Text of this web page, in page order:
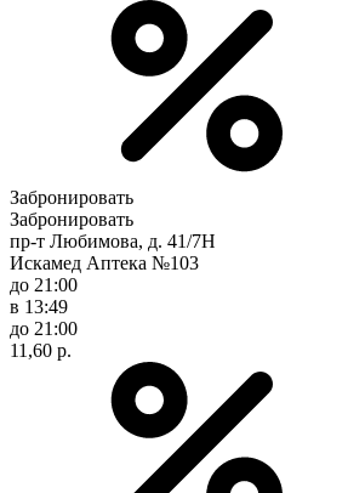
Забронировать
Забронировать
пр-т Любимова, д. 41/7Н
Искамед Аптека №103
до 21:00
в 13:49
до 21:00
11,60 р.